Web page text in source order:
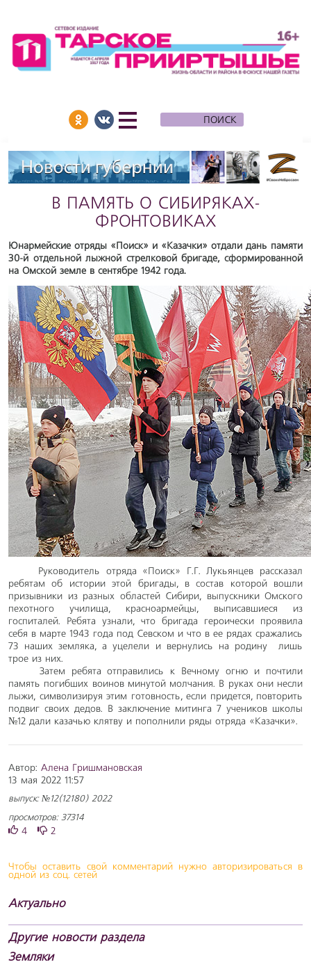
В ПАМЯТЬ О СИБИРЯКАХ-
ФРОНТОВИКАХ
Юнармейские отряды «Поиск» и «Казачки» отдали дань памяти
30-й отдельной лыжной стрелковой бригаде, сформированной
на Омской земле в сентябре 1942 года.
Руководитель отряда «Поиск» Г.Г. Лукьянцев рассказал
ребятам об истории этой бригады, в состав которой вошли
призывники из разных областей Сибири, выпускники Омского
пехотного училища, красноармейцы, выписавшиеся из
госпиталей. Ребята узнали, что бригада героически проявила
себя в марте 1943 года под Севском и что в ее рядах сражались
73 наших земляка, а уцелели и вернулись на родину лишь
трое из них.
Затем ребята отправились к Вечному огню и почтили
память погибших воинов минутой молчания. В руках они несли
лыжи, символизируя этим готовность, если придется, повторить
подвиг своих дедов. В заключение митинга 7 учеников школы
№12 дали казачью клятву и пополнили ряды отряда «Казачки».
Автор: Алена Гришмановская
13 мая 2022 11:57
выпуск: №12(12180) 2022
просмотров: 37314
4 2
Чтобы оставить свой комментарий нужно авторизироваться в
одной из соц. сетей
Актуально
Другие новости раздела
Земляки